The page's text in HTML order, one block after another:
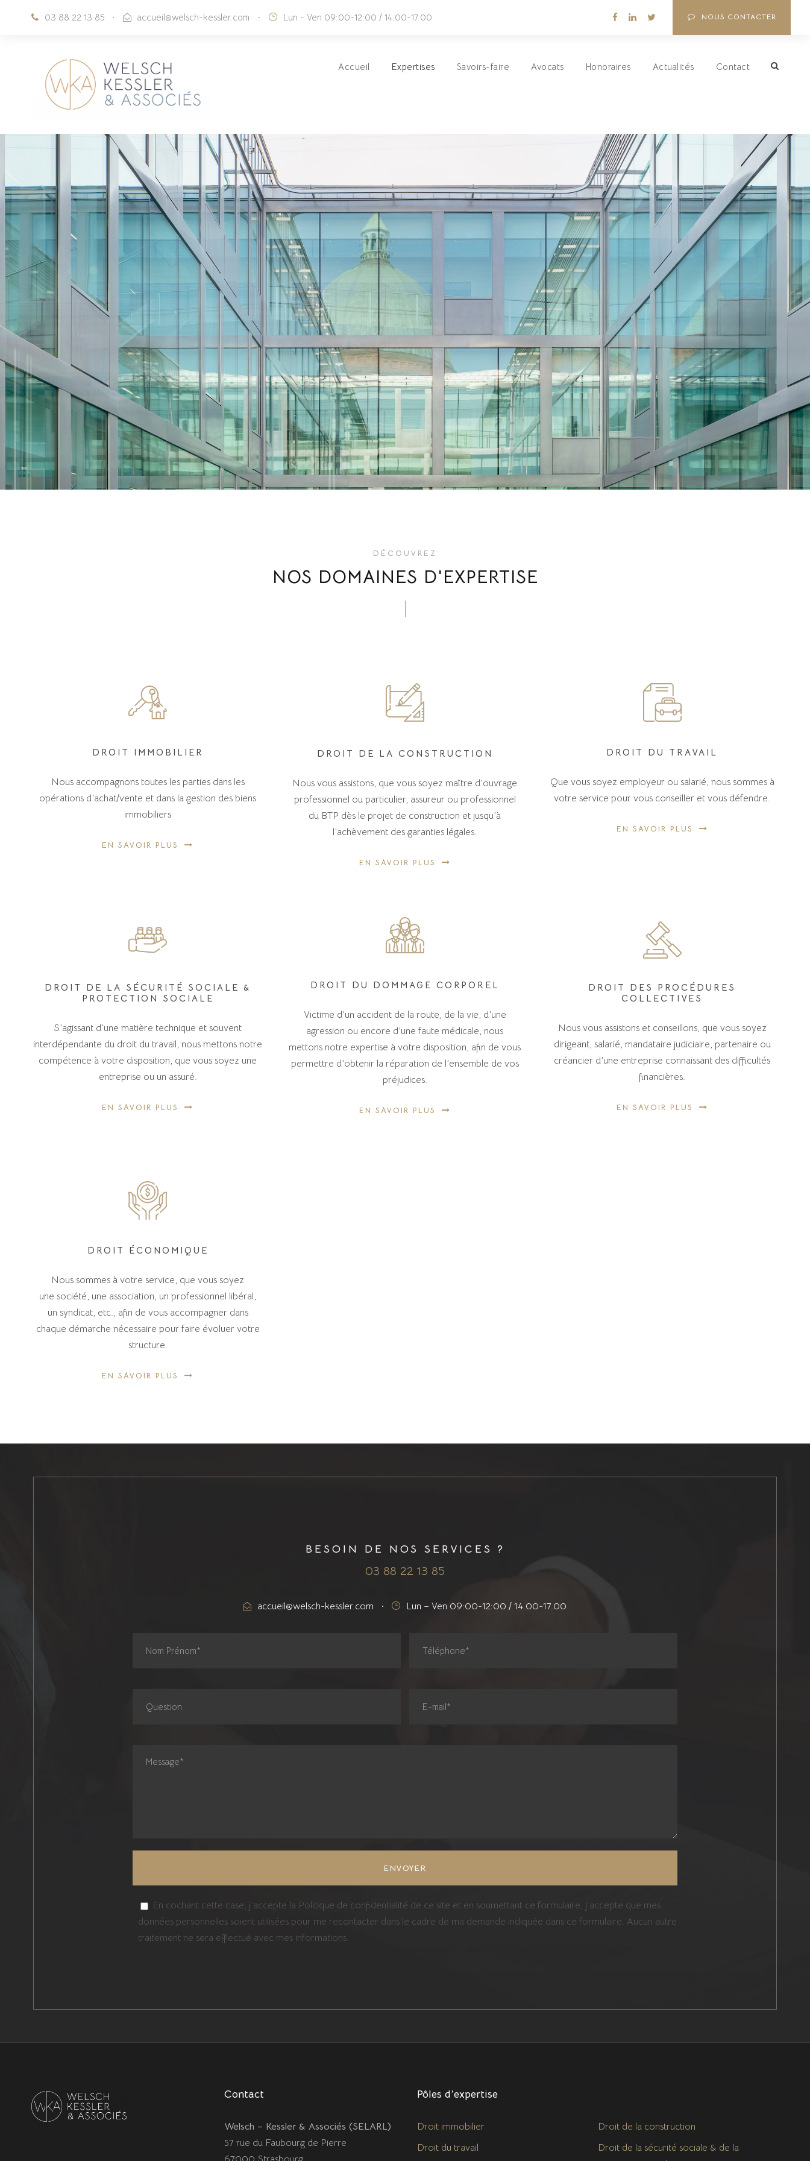
03 88 22 13 85 · accueil@welsch-kessler.com · Lun - Ven 09:00-12:00 / 14.00-17.00 NOUS CONTACTER
Accueil Expertises Savoirs-faire Avocats Honoraires Actualités Contact
DÉCOUVREZ
NOS DOMAINES D'EXPERTISE
DROIT IMMOBILIER
Nous accompagnons toutes les parties dans les
opérations d’achat/vente et dans la gestion des biens
immobiliers
EN SAVOIR PLUS
DROIT DE LA CONSTRUCTION
Nous vous assistons, que vous soyez maître d’ouvrage
professionnel ou particulier, assureur ou professionnel
du BTP dès le projet de construction et jusqu’à
l’achèvement des garanties légales.
EN SAVOIR PLUS
DROIT DU TRAVAIL
Que vous soyez employeur ou salarié, nous sommes à
votre service pour vous conseiller et vous défendre.
EN SAVOIR PLUS
DROIT DE LA SÉCURITÉ SOCIALE &
PROTECTION SOCIALE
S’agissant d’une matière technique et souvent
interdépendante du droit du travail, nous mettons notre
compétence à votre disposition, que vous soyez une
entreprise ou un assuré.
EN SAVOIR PLUS
DROIT DU DOMMAGE CORPOREL
Victime d’un accident de la route, de la vie, d’une
agression ou encore d’une faute médicale, nous
mettons notre expertise à votre disposition, afin de vous
permettre d’obtenir la réparation de l’ensemble de vos
préjudices.
EN SAVOIR PLUS
DROIT DES PROCÉDURES
COLLECTIVES
Nous vous assistons et conseillons, que vous soyez
dirigeant, salarié, mandataire judiciaire, partenaire ou
créancier d’une entreprise connaissant des difficultés
financières.
EN SAVOIR PLUS
DROIT ÉCONOMIQUE
Nous sommes à votre service, que vous soyez
une société, une association, un professionnel libéral,
un syndicat, etc., afin de vous accompagner dans
chaque démarche nécessaire pour faire évoluer votre
structure.
EN SAVOIR PLUS
BESOIN DE NOS SERVICES ?
03 88 22 13 85
accueil@welsch-kessler.com · Lun – Ven 09:00-12:00 / 14.00-17.00
En cochant cette case, j’accepte la Politique de confidentialité de ce site et en soumettant ce formulaire, j'accepte que mes
données personnelles soient utilisées pour me recontacter dans le cadre de ma demande indiquée dans ce formulaire. Aucun autre
traitement ne sera effectué avec mes informations.
Contact
Welsch – Kessler & Associés (SELARL)
57 rue du Faubourg de Pierre
Pôles d’expertise
Droit immobilier
Droit de la construction
Droit du travail
Droit de la sécurité sociale & de la